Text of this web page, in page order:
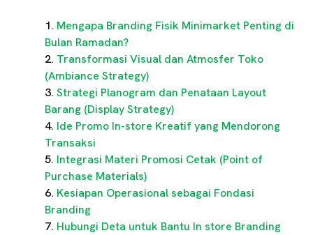
Mengapa Branding Fisik Minimarket Penting di
Bulan Ramadan?
Transformasi Visual dan Atmosfer Toko
(Ambiance Strategy)
Strategi Planogram dan Penataan Layout
Barang (Display Strategy)
Ide Promo In-store Kreatif yang Mendorong
Transaksi
Integrasi Materi Promosi Cetak (Point of
Purchase Materials)
Kesiapan Operasional sebagai Fondasi
Branding
Hubungi Deta untuk Bantu In store Branding